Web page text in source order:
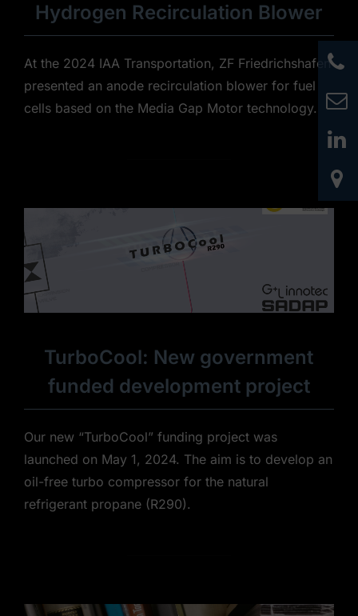
Hydrogen Recirculation Blower
At the 2024 IAA Transportation, ZF Friedrichshafen
presented an anode recirculation blower for fuel
cells based on the Media Gap Motor technology.
TurboCool: New government
funded development project
Our new “TurboCool” funding project was
launched on May 1, 2024. The aim is to develop an
oil-free turbo compressor for the natural
refrigerant propane (R290).